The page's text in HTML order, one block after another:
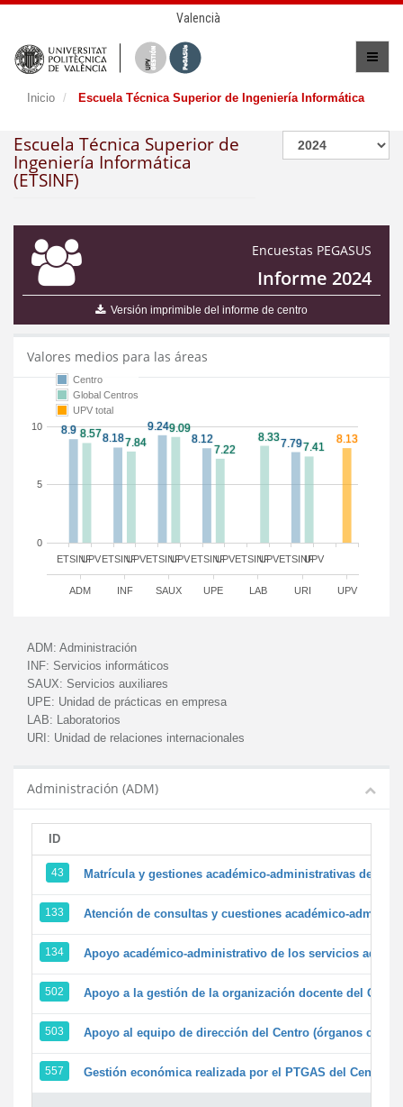
Valencià
Inicio Escuela Técnica Superior de Ingeniería Informática
Escuela Técnica Superior de
Ingeniería Informática
(ETSINF)
Encuestas PEGASUS
Informe 2024
Versión imprimible del informe de centro
Valores medios para las áreas
ETSINF ETSINF ETSINF ETSINF ETSINF ETSINF
UPV UPV UPV UPV UPV UPV
ADM INF SAUX UPE LAB URI UPV
0
5
10
Centro
Global Centros
UPV total
ADM: Administración
INF: Servicios informáticos
SAUX: Servicios auxiliares
UPE: Unidad de prácticas en empresa
LAB: Laboratorios
URI: Unidad de relaciones internacionales
Administración (ADM)
ID
43 Matrícula y gestiones académico-administrativas de la
133 Atención de consultas y cuestiones académico-
134 Apoyo académico-administrativo de los servicios
502 Apoyo a la gestión de la organización docente del
503 Apoyo al equipo de dirección del Centro (órganos
557 Gestión económica realizada por el PTGAS del Centro